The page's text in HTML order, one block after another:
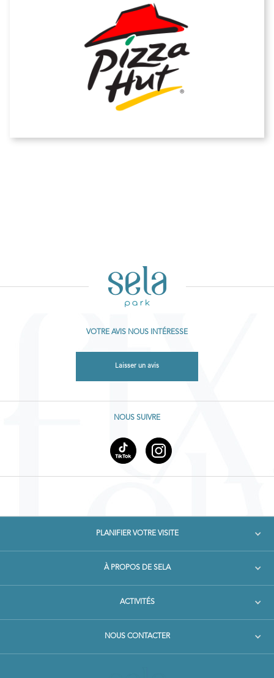
Pizza Hut
VOTRE AVIS NOUS INTÉRESSE
Laisser un avis
NOUS SUIVRE
PLANIFIER VOTRE VISITE
À PROPOS DE SELA
ACTIVITÉS
NOUS CONTACTER